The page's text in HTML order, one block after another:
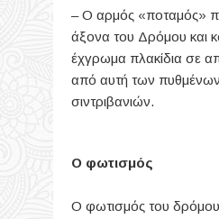
– Ο αρμός «ποταμός»
άξονα του Δρόμου και
έχγρωμα πλακίδια σε
από αυτή των
σιντριβανιών.
Ο φωτισμός
Ο φωτισμός του δρόμου